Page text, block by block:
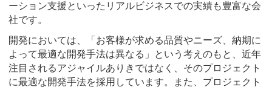
ーション支援といったリアルビジネスでの実績も豊富な会
社です。
開発においては、「お客様が求める品質やニーズ、納期に
よって最適な開発手法は異なる」という考えのもと、近年
注目されるアジャイルありきではなく、そのプロジェクト
に最適な開発手法を採用しています。また、プロジェクト